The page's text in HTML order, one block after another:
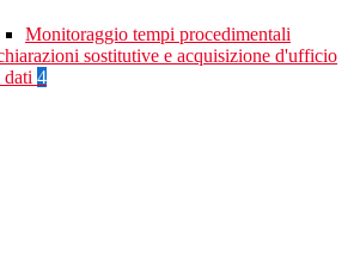
Monitoraggio tempi procedimentali
sostitutive e acquisizione d'ufficio
dati 4